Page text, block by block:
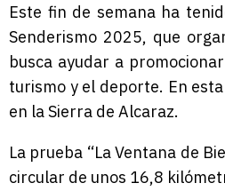
Este fin de semana ha
Senderismo 2025, que
busca ayudar a
turismo y el deporte. En
en la Sierra de Alcaraz.
La prueba “La Ventana de
circular de unos 16,8